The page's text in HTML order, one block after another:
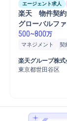
エージェント求人
楽天　物件契
グローバルフ
500~800万
マネジメント 契
ファシリティマネ
Microsoft Power...
楽天グループ株式
東京都世田谷区